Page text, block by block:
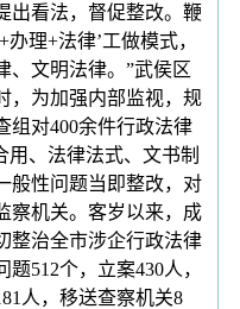
出看法，督促整改。鞭
理+法律’工做模式，
、文明法律。”武侯区
，为加强内部监视，规
组对400余件行政法律
用、法律法式、文书制
般性问题当即整改，对
察机关。客岁以来，成
整治全市涉企行政法律
512个，立案430人，
人，移送查察机关8